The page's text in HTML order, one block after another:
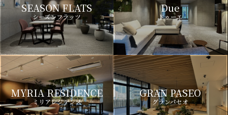
SEASON FLATS
シーズンフラッツ
Due
ドゥーエ
MYRIA RESIDENCE
ミリアレジデンス
GRAN PASEO
グランパセオ